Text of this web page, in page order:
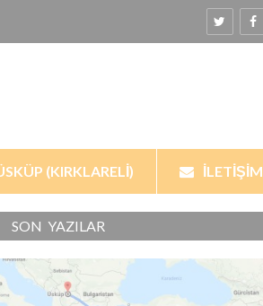
(KIRKLARELI) İLETIŞIM
SON YAZILAR